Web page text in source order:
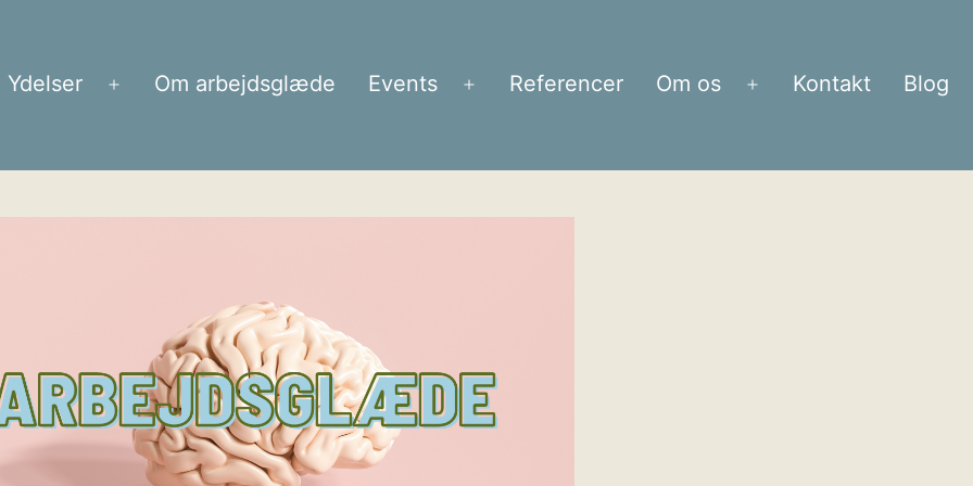
Ydelser Om arbejdsglæde Events Referencer Om os Kontakt Blog